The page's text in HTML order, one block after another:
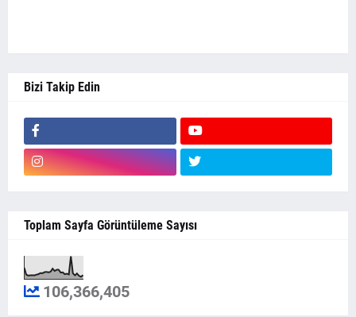
Bizi Takip Edin
Toplam Sayfa Görüntüleme Sayısı
106,366,405